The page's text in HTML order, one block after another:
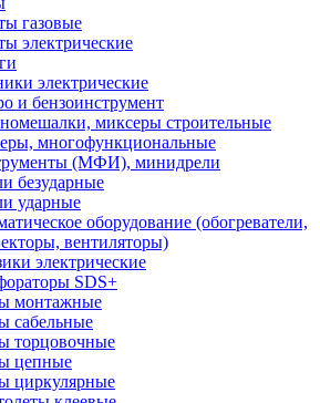
газовые
электрические
электрические
и бензоинструмент
миксеры строительные
многофункциональные
(МФИ), минидрели
безударные
ударные
оборудование (обогреватели,
вентиляторы)
электрические
SDS+
монтажные
сабельные
торцовочные
цепные
циркулярные